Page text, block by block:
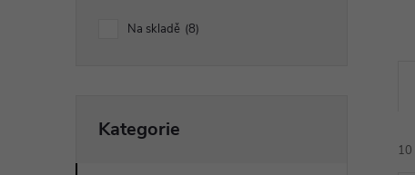
í
Na skladě 8
kategorie
Kategorie
10